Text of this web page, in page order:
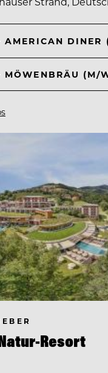
AMERICAN DINER
MÖWENBRÄU (M/
Resort